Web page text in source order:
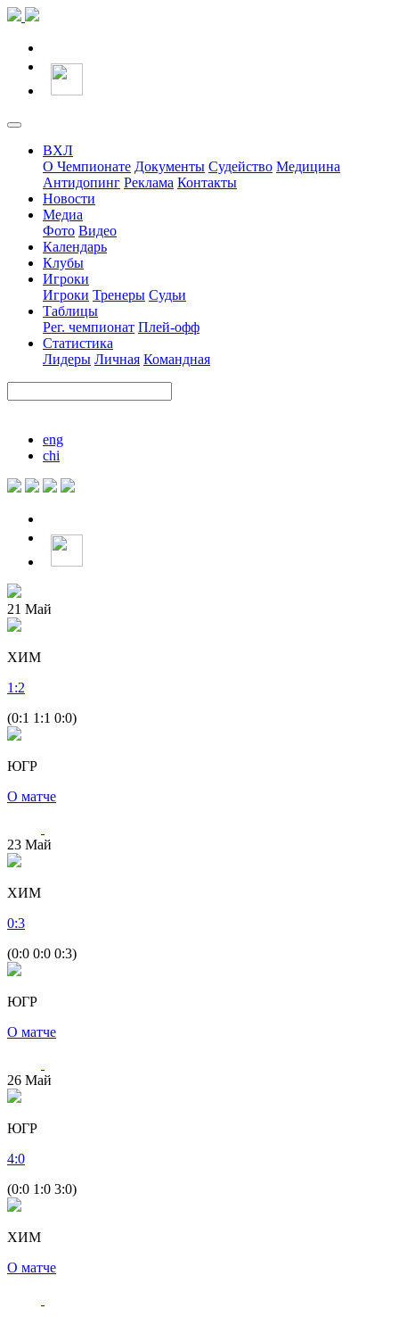
ВХЛ
О Чемпионате Документы Судейство Медицина
Антидопинг Реклама Контакты
Новости
Медиа
Фото Видео
Календарь
Клубы
Игроки
Игроки Тренеры Судьи
Таблицы
Рег. чемпионат Плей-офф
Статистика
Лидеры Личная Командная
eng
chi
21 Май
ХИМ
1 :2
(0:1 1:1 0:0)
ЮГР
О матче
23 Май
ХИМ
0:3
(0:0 0:0 0:3)
ЮГР
О матче
26 Май
ЮГР
4:0
(0:0 1:0 3:0)
ХИМ
О матче